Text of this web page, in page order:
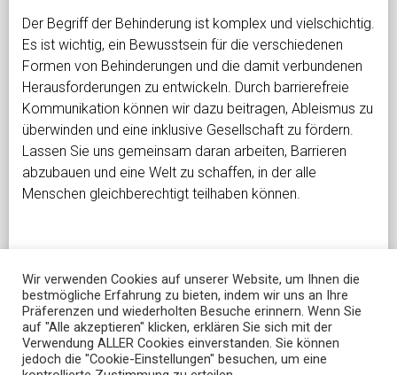
Der Begriff der Behinderung ist komplex und vielschichtig.
Es ist wichtig, ein Bewusstsein für die verschiedenen
Formen von Behinderungen und die damit verbundenen
Herausforderungen zu entwickeln. Durch barrierefreie
Kommunikation können wir dazu beitragen, Ableismus zu
überwinden und eine inklusive Gesellschaft zu fördern.
Lassen Sie uns gemeinsam daran arbeiten, Barrieren
abzubauen und eine Welt zu schaffen, in der alle
Menschen gleichberechtigt teilhaben können.
DATENSCHUTZBESTIMMUNGEN IMPRESSUM
Wir verwenden Cookies auf unserer Website, um Ihnen die
bestmögliche Erfahrung zu bieten, indem wir uns an Ihre
Präferenzen und wiederholten Besuche erinnern. Wenn Sie
auf "Alle akzeptieren" klicken, erklären Sie sich mit der
Verwendung ALLER Cookies einverstanden. Sie können
jedoch die "Cookie-Einstellungen" besuchen, um eine